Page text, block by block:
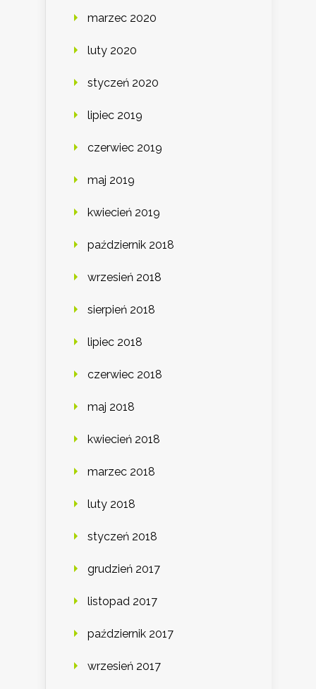
marzec 2020
luty 2020
styczeń 2020
lipiec 2019
czerwiec 2019
maj 2019
kwiecień 2019
październik 2018
wrzesień 2018
sierpień 2018
lipiec 2018
czerwiec 2018
maj 2018
kwiecień 2018
marzec 2018
luty 2018
styczeń 2018
grudzień 2017
listopad 2017
październik 2017
wrzesień 2017